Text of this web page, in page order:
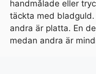
handmålade eller
täckta med
andra är platta. En
medan andra är